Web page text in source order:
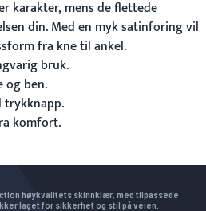
karakter, mens de flettede
din. Med en myk satinforing vil
fra kne til ankel.
bruk.
og ben.
trykknapp.
komfort.
høykvalitets skinnklær, med tilpassede
laget for sikkerhet og stil på veien.